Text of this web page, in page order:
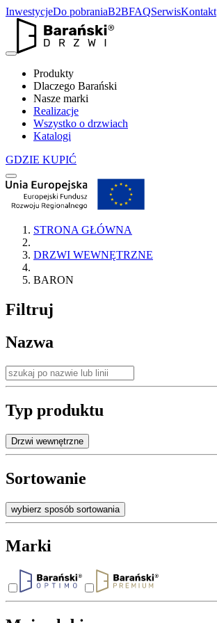
InwestycjeDo pobraniaB2BFAQSerwisKontakt
Produkty
Dlaczego Barański
Nasze marki
Realizacje
Wszystko o drzwiach
Katalogi
GDZIE KUPIĆ
STRONA GŁÓWNA
DRZWI WEWNĘTRZNE
BARON
Filtruj
Nazwa
Typ produktu
Drzwi wewnętrzne
Sortowanie
wybierz sposób sortowania
Marki